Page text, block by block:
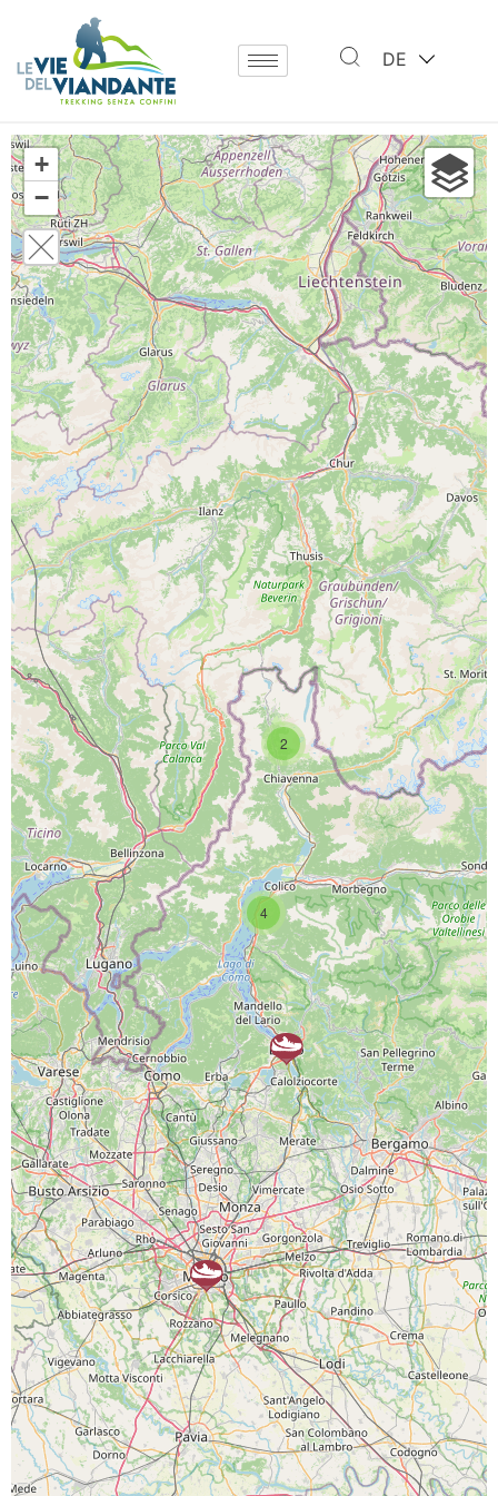
DE
2
4
+
−
PROGETTO CO-FINANZIATO DA:
CAPOFILA:
PARTNER DI PROGETTO:
SCARICA L'APP
PAGINE SOCIAL